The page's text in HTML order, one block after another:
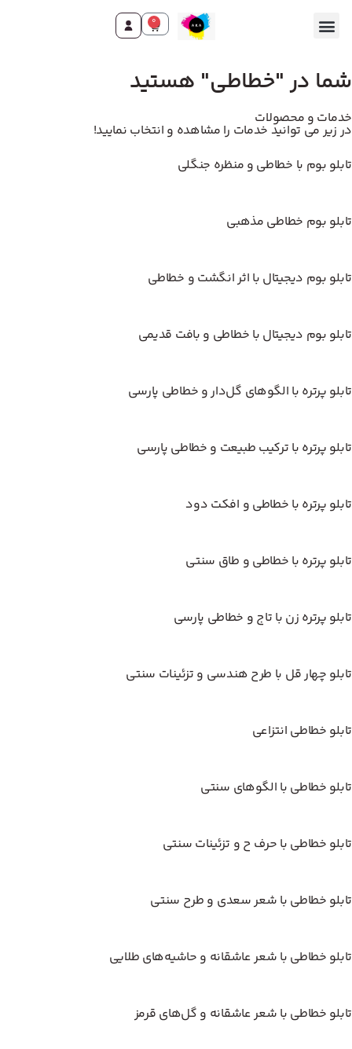
0
شما در "خطاطی" هستید
خدمات و محصولات
در زیر می توانید خدمات را مشاهده و انتخاب نمایید!
تابلو بوم با خطاطی و منظره جنگلی
تابلو بوم خطاطی مذهبی
تابلو بوم دیجیتال با اثر انگشت و خطاطی
تابلو بوم دیجیتال با خطاطی و بافت قدیمی
تابلو پرتره با الگوهای گل‌دار و خطاطی پارسی
تابلو پرتره با ترکیب طبیعت و خطاطی پارسی
تابلو پرتره با خطاطی و افکت دود
تابلو پرتره با خطاطی و طاق سنتی
تابلو پرتره زن با تاج و خطاطی پارسی
تابلو چهار قل با طرح هندسی و تزئینات سنتی
تابلو خطاطی انتزاعی
تابلو خطاطی با الگوهای سنتی
تابلو خطاطی با حرف ح و تزئینات سنتی
تابلو خطاطی با شعر سعدی و طرح سنتی
تابلو خطاطی با شعر عاشقانه و حاشیه‌های طلایی
تابلو خطاطی با شعر عاشقانه و گل‌های قرمز